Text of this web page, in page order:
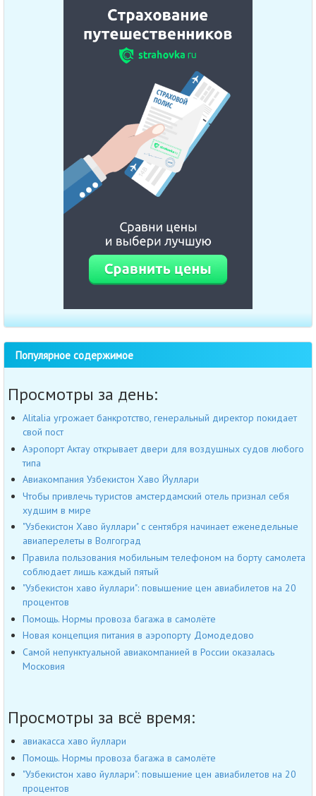
Популярное содержимое
Просмотры за день:
Alitalia угрожает банкротство, генеральный директор покидает
свой пост
Аэропорт Актау открывает двери для воздушных судов любого
типа
Авиакомпания Узбекистон Хаво Йуллари
Чтобы привлечь туристов амстердамский отель признал себя
худшим в мире
"Узбекистон Хаво йуллари" с сентября начинает еженедельные
авиаперелеты в Волгоград
Правила пользования мобильным телефоном на борту самолета
соблюдает лишь каждый пятый
"Узбекистон хаво йуллари": повышение цен авиабилетов на 20
процентов
Помощь. Нормы провоза багажа в самолёте
Новая концепция питания в аэропорту Домодедово
Самой непунктуальной авиакомпанией в России оказалась
Московия
Просмотры за всё время:
авиакасса хаво йуллари
Помощь. Нормы провоза багажа в самолёте
"Узбекистон хаво йуллари": повышение цен авиабилетов на 20
процентов